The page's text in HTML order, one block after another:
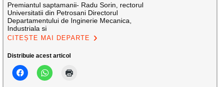
Premiantul saptamanii- Radu Sorin, rectorul
Universitatii din Petrosani Directorul
Departamentului de Inginerie Mecanica,
Industriala si
CITEȘTE MAI DEPARTE
Distribuie acest articol